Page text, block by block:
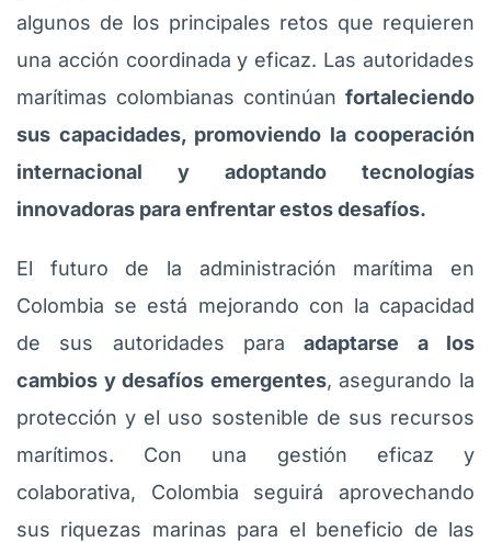
algunos de los principales retos que requieren
una acción coordinada y eficaz. Las autoridades
marítimas colombianas continúan fortaleciendo
sus capacidades, promoviendo la cooperación
internacional y adoptando tecnologías
innovadoras para enfrentar estos desafíos.
El futuro de la administración marítima en
Colombia se está mejorando con la capacidad
de sus autoridades paraadaptarse a los
cambios y desafíos emergentes, asegurando la
protección y el uso sostenible de sus recursos
marítimos. Con una gestión eficaz y
colaborativa, Colombia seguirá aprovechando
sus riquezas marinas para el beneficio de las